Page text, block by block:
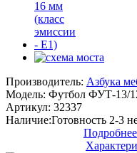
Производитель: Азбука
Модель: Футбол ФУТ-13/
Артикул: 32337
Наличие:Готовность 2-3